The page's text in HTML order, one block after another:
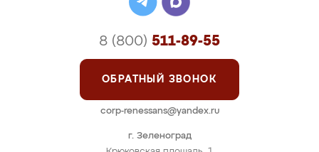
г. Зеленоград
8 (800) 511-89-55
ОБРАТНЫЙ ЗВОНОК
corp-renessans@yandex.ru